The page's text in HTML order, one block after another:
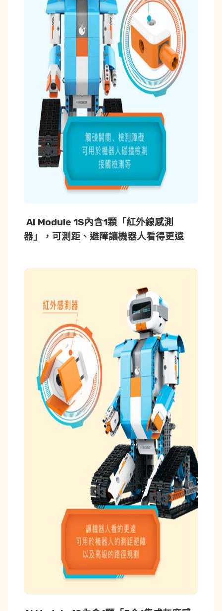
AI Module 1S內含1顆「紅外線感測
器」
， 可測距、避障讓機器人看得更遠